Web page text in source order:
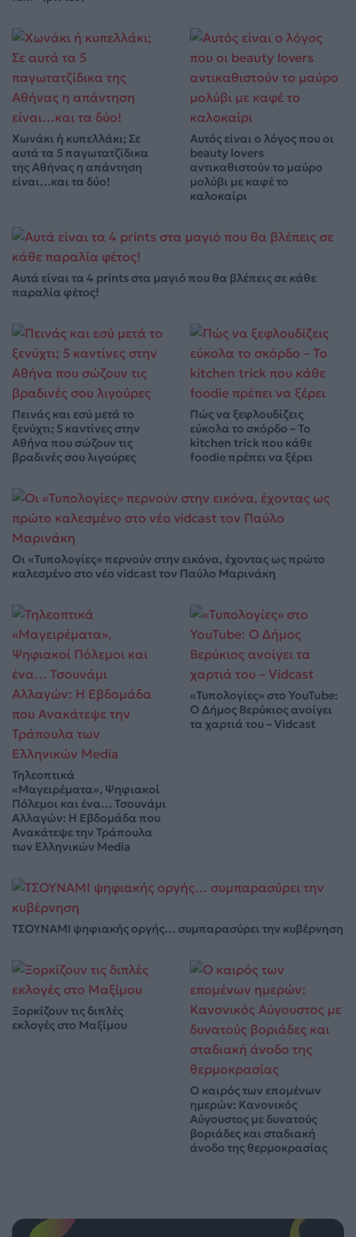
Χωνάκι ή κυπελλάκι; Σε
αυτά τα 5 παγωτατζίδικα
της Αθήνας η απάντηση
είναι…και τα δύο!
Αυτός είναι ο λόγος που οι
beauty lovers
αντικαθιστούν το μαύρο
μολύβι με καφέ το
καλοκαίρι
Αυτά είναι τα 4 prints στα μαγιό που θα βλέπεις σε κάθε
παραλία φέτος!
Πεινάς και εσύ μετά το
ξενύχτι; 5 καντίνες στην
Αθήνα που σώζουν τις
βραδινές σου λιγούρες
Πώς να ξεφλουδίζεις
εύκολα το σκόρδο – Το
kitchen trick που κάθε
foodie πρέπει να ξέρει
Οι «Τυπολογίες» περνούν στην εικόνα, έχοντας ως πρώτο
καλεσμένο στο νέο vidcast τον Παύλο Μαρινάκη
Τηλεοπτικά
«Μαγειρέματα», Ψηφιακοί
Πόλεμοι και ένα… Τσουνάμι
Αλλαγών: Η Εβδομάδα που
Ανακάτεψε την Τράπουλα
των Ελληνικών Media
«Τυπολογίες» στο YouTube:
Ο Δήμος Βερύκιος ανοίγει
τα χαρτιά του – Vidcast
ΤΣΟΥΝΑΜΙ ψηφιακής οργής… συμπαρασύρει την κυβέρνηση
Ξορκίζουν τις διπλές
εκλογές στο Μαξίμου
Ο καιρός των επομένων
ημερών: Κανονικός
Αύγουστος με δυνατούς
βοριάδες και σταδιακή
άνοδο της θερμοκρασίας